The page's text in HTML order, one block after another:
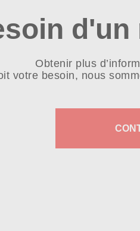
d'un
Obtenir plus
votre besoin, nous